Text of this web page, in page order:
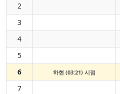
2
3
4
5
6
하현 (03:21) 시점
7